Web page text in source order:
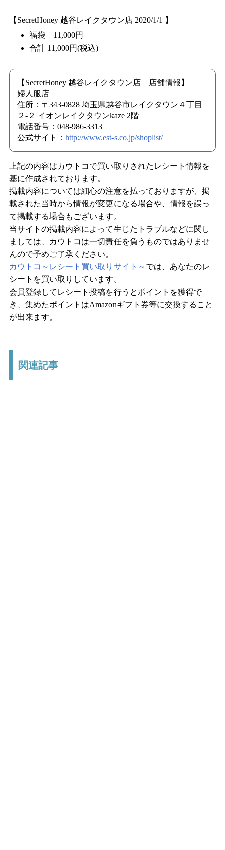
【SecretHoney 越谷レイクタウン店 2020/1/1 】
福袋 11,000円
合計 11,000円(税込)
【SecretHoney 越谷レイクタウン店 店舗情報】
婦人服店
住所：〒343-0828 埼玉県越谷市レイクタウン４丁目
２-２ イオンレイクタウンkaze 2階
電話番号：048-986-3313
公式サイト： http://www.est-s.co.jp/shoplist/
上記の内容はカウトコで買い取りされたレシート情報を
基に作成されております。
掲載内容については細心の注意を払っておりますが、掲
載された当時から情報が変更になる場合や、情報を誤っ
て掲載する場合もございます。
当サイトの掲載内容によって生じたトラブルなどに関し
ましては、カウトコは一切責任を負うものではありませ
んので予めご了承ください。
カウトコ～レシート買い取りサイト～ では、あなたのレ
シートを買い取りしています。
会員登録してレシート投稿を行うとポイントを獲得で
き、集めたポイントはAmazonギフト券等に交換すること
が出来ます。
関連記事